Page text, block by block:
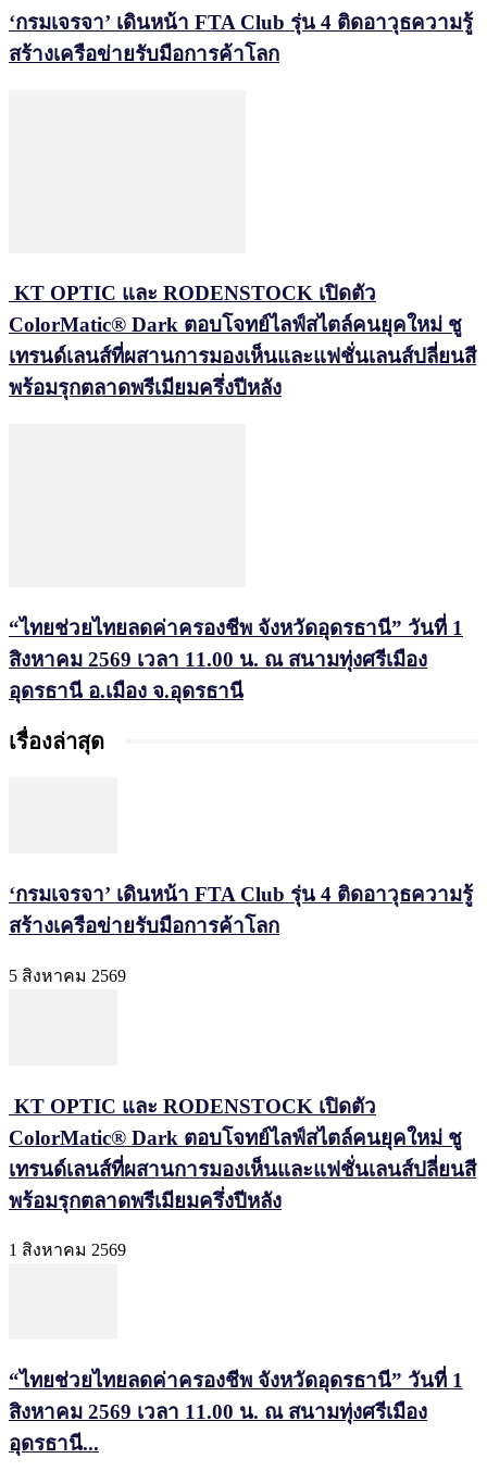
‘กรมเจรจา’ เดินหน้า FTA Club รุ่น 4 ติดอาวุธความรู้
สร้างเครือข่ายรับมือการค้าโลก
KT OPTIC และ RODENSTOCK เปิดตัว
ColorMatic® Dark ตอบโจทย์ไลฟ์สไตล์คนยุคใหม่ ชู
เทรนด์เลนส์ที่ผสานการมองเห็นและแฟชั่นเลนส์ปลี่ยนสี
พร้อมรุกตลาดพรีเมียมครึ่งปีหลัง
“ไทยช่วยไทยลดค่าครองชีพ จังหวัดอุดรธานี” วันที่ 1
สิงหาคม 2569 เวลา 11.00 น. ณ สนามทุ่งศรีเมือง
อุดรธานี อ.เมือง จ.อุดรธานี
เรื่องล่าสุด
‘กรมเจรจา’ เดินหน้า FTA Club รุ่น 4 ติดอาวุธความรู้
สร้างเครือข่ายรับมือการค้าโลก
5 สิงหาคม 2569
KT OPTIC และ RODENSTOCK เปิดตัว
ColorMatic® Dark ตอบโจทย์ไลฟ์สไตล์คนยุคใหม่ ชู
เทรนด์เลนส์ที่ผสานการมองเห็นและแฟชั่นเลนส์ปลี่ยนสี
พร้อมรุกตลาดพรีเมียมครึ่งปีหลัง
1 สิงหาคม 2569
“ไทยช่วยไทยลดค่าครองชีพ จังหวัดอุดรธานี” วันที่ 1
สิงหาคม 2569 เวลา 11.00 น. ณ สนามทุ่งศรีเมือง
อุดรธานี...